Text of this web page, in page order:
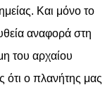
Και μόνο το
αναφορά στη
του αρχαίου
ότι ο πλανήτης μας